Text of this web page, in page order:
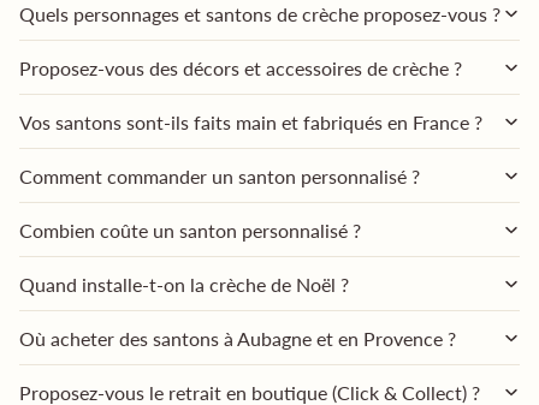
Quels personnages et santons de crèche proposez-vous ?
Proposez-vous des décors et accessoires de crèche ?
Vos santons sont-ils faits main et fabriqués en France ?
Comment commander un santon personnalisé ?
Combien coûte un santon personnalisé ?
Quand installe-t-on la crèche de Noël ?
Où acheter des santons à Aubagne et en Provence ?
Proposez-vous le retrait en boutique (Click & Collect) ?